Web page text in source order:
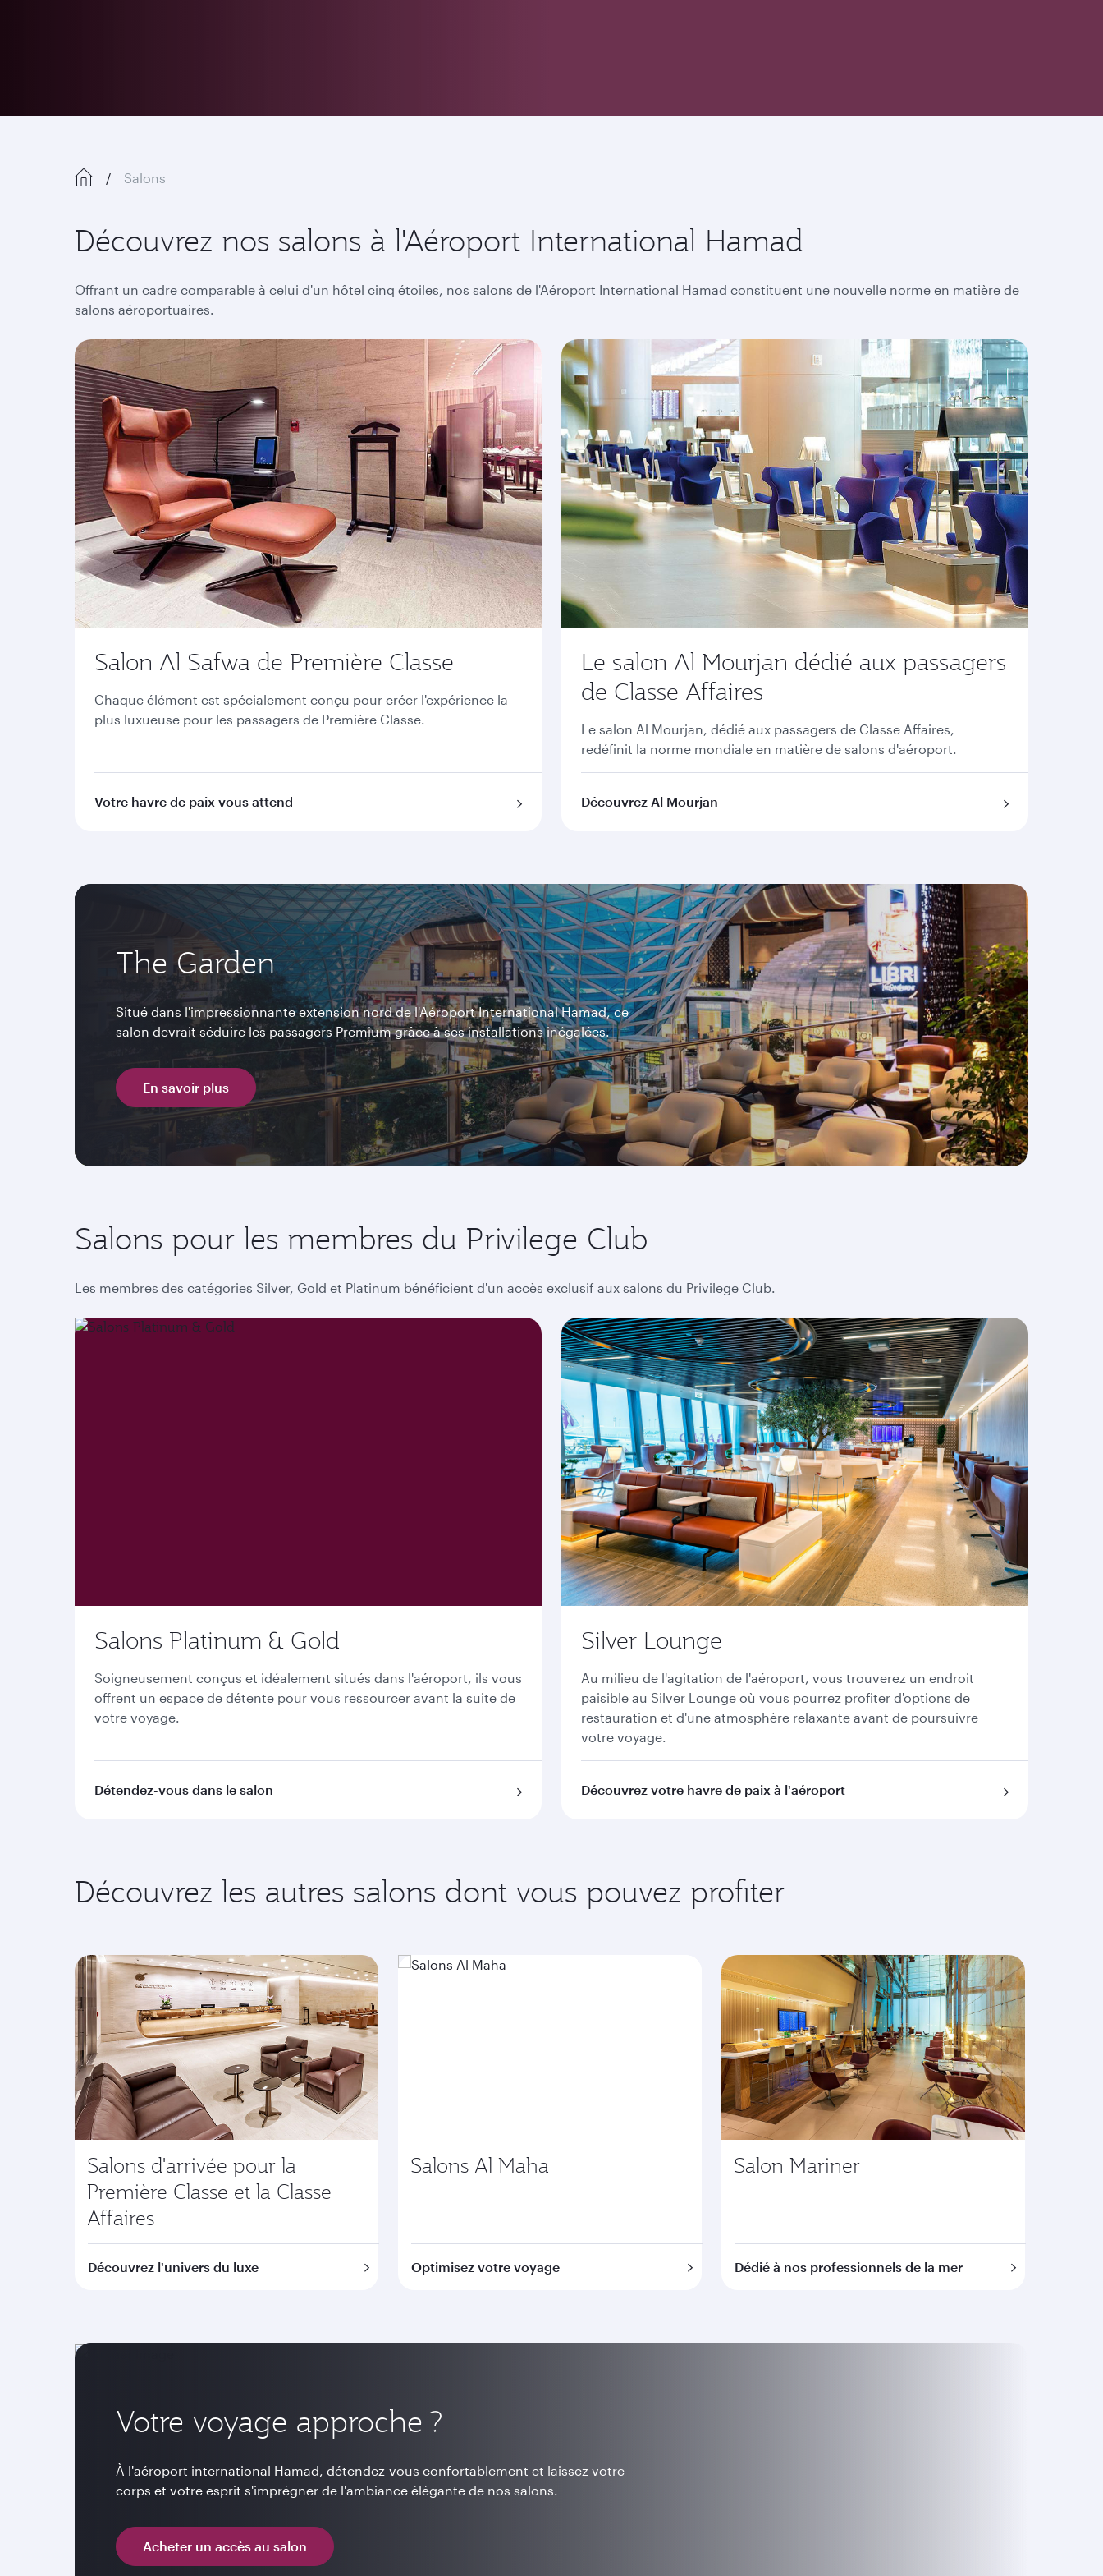
Salons
Découvrez nos salons à l'Aéroport International Hamad
Offrant un cadre comparable à celui d'un hôtel cinq étoiles, nos salons de l'Aéroport International Hamad constituent une nouvelle norme en matière de
salons aéroportuaires.
Salon Al Safwa de Première Classe
Chaque élément est spécialement conçu pour créer l'expérience la
plus luxueuse pour les passagers de Première Classe.
Votre havre de paix vous attend
Le salon Al Mourjan dédié aux passagers
de Classe Affaires
Le salon Al Mourjan, dédié aux passagers de Classe Affaires,
redéfinit la norme mondiale en matière de salons d'aéroport.
Découvrez Al Mourjan
The Garden
Situé dans l'impressionnante extension nord de l'Aéroport International Hamad, ce
salon devrait séduire les passagers Premium grâce à ses installations inégalées.
En savoir plus
Salons pour les membres du Privilege Club
Les membres des catégories Silver, Gold et Platinum bénéficient d'un accès exclusif aux salons du Privilege Club.
Salons Platinum & Gold
Soigneusement conçus et idéalement situés dans l'aéroport, ils vous
offrent un espace de détente pour vous ressourcer avant la suite de
votre voyage.
Détendez-vous dans le salon
Silver Lounge
Au milieu de l'agitation de l'aéroport, vous trouverez un endroit
paisible au Silver Lounge où vous pourrez profiter d'options de
restauration et d'une atmosphère relaxante avant de poursuivre
votre voyage.
Découvrez votre havre de paix à l'aéroport
Découvrez les autres salons dont vous pouvez profiter
Salons d'arrivée pour la
Première Classe et la Classe
Affaires
Découvrez l'univers du luxe
Salons Al Maha
Optimisez votre voyage
Salon Mariner
Dédié à nos professionnels de la mer
Votre voyage approche ?
À l'aéroport international Hamad, détendez-vous confortablement et laissez votre
corps et votre esprit s'imprégner de l'ambiance élégante de nos salons.
Acheter un accès au salon